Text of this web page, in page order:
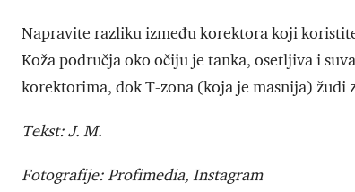
Napravite razliku između korektora koji
Koža područja oko očiju je tanka, osetljiva i
korektorima, dok T-zona (koja je masnija)
Tekst: J. M.
Fotografije: Profimedia, Instagram